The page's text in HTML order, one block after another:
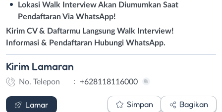
Lokasi Walk Interview Akan Diumumkan Saat
Pendaftaran Via WhatsApp!
Kirim CV & Daftarmu Langsung Walk Interview!
Informasi & Pendaftaran Hubungi WhatsApp.
Kirim Lamaran
No. Telepon : +628118116000
Lamar
WhatsApp
Simpan Bagikan